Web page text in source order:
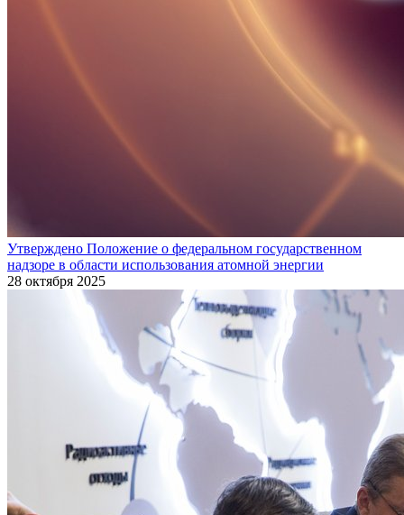
Утверждено Положение о федеральном государственном
надзоре в области использования атомной энергии
28 октября 2025